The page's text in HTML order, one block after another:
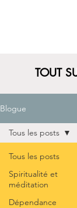
TOUT
Blogue
Tous les posts
Spiritualité et
méditation
Dépendance
Tous les posts